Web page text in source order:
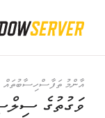
އާންމު ތަފާސްހިސާބުތައް
ވަގުތުގެ